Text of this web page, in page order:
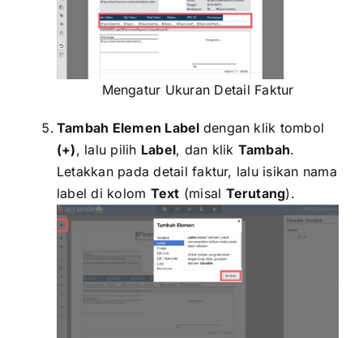
Mengatur Ukuran Detail Faktur
Tambah Elemen Label dengan klik tombol
(+), lalu pilih Label, dan klik Tambah.
Letakkan pada detail faktur, lalu isikan nama
label di kolom Text (misal Terutang).